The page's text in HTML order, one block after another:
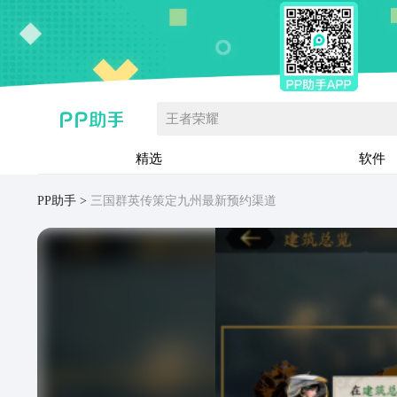
王者荣耀
精选 软件
PP助手 三国群英传策定九州最新预约渠道